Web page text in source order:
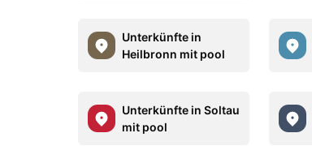
Unterkünfte in
Heilbronn mit pool
Unterkünfte in Soltau
mit pool